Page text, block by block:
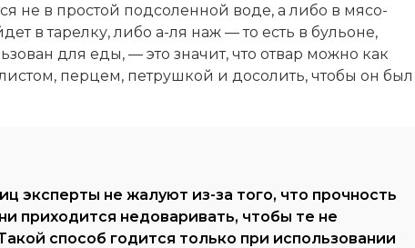
не в простой подсоленной воде, а либо в мясо-
в тарелку, либо а-ля наж — то есть в бульоне,
для еды, — это значит, что отвар можно как
перцем, петрушкой и досолить, чтобы он был
эксперты не жалуют из-за того, что прочность
приходится недоваривать, чтобы те не
способ годится только при использовании